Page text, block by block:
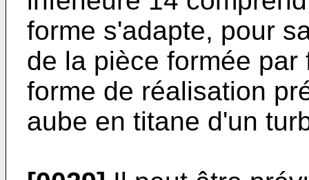
forme s'adapte, pour
de la pièce formée
forme de réalisation
aube en titane d'un